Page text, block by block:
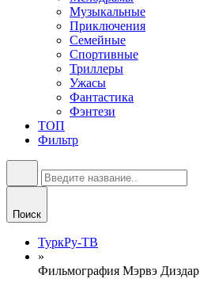
Музыкальные
Приключения
Семейные
Спортивные
Триллеры
Ужасы
Фантастика
Фэнтези
ТОП
Фильтр
Поиск
ТуркРу-ТВ
»
Фильмография Мэрвэ Диздар